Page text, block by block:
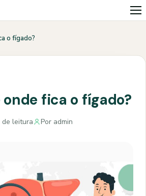
o fígado?
onde fica o fígado?
de leitura Por admin